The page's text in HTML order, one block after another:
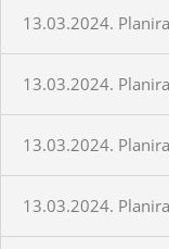
13.03.2024.
13.03.2024.
13.03.2024.
13.03.2024.